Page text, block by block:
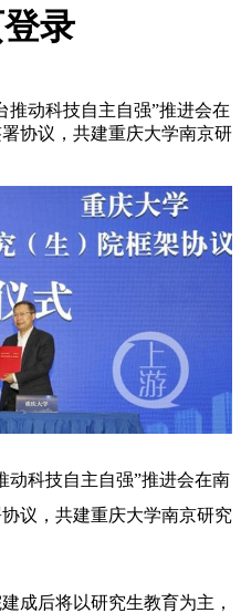
录
推动科技自主自强”推进会在
协议，共建重庆大学南京研
动科技自主自强”推进会在南
议，共建重庆大学南京研究
成后将以研究生教育为主，